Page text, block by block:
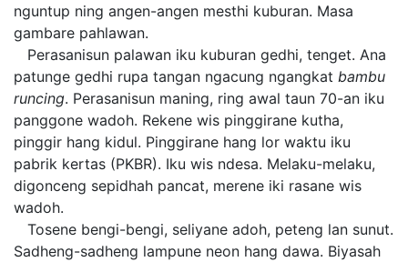
nguntup ning angen-angen mesthi kuburan. Masa
gambare pahlawan.
Perasanisun palawan iku kuburan gedhi, tenget. Ana
patunge gedhi rupa tangan ngacung ngangkat bambu
runcing. Perasanisun maning, ring awal taun 70-an iku
panggone wadoh. Rekene wis pinggirane kutha,
pinggir hang kidul. Pinggirane hang lor waktu iku
pabrik kertas (PKBR). Iku wis ndesa. Melaku-melaku,
digonceng sepidhah pancat, merene iki rasane wis
wadoh.
Tosene bengi-bengi, seliyane adoh, peteng lan sunut.
Sadheng-sadheng lampune neon hang dawa. Biyasah